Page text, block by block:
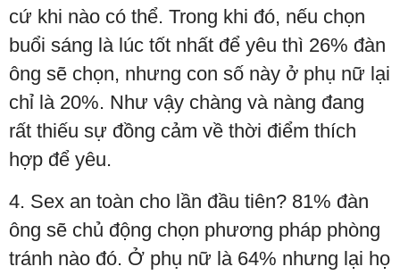
cứ khi nào có thể. Trong khi đó, nếu chọn
buổi sáng là lúc tốt nhất để yêu thì 26% đàn
ông sẽ chọn, nhưng con số này ở phụ nữ lại
chỉ là 20%. Như vậy chàng và nàng đang
rất thiếu sự đồng cảm về thời điểm thích
hợp để yêu.
4. Sex an toàn cho lần đầu tiên? 81% đàn
ông sẽ chủ động chọn phương pháp phòng
tránh nào đó. Ở phụ nữ là 64% nhưng lại họ